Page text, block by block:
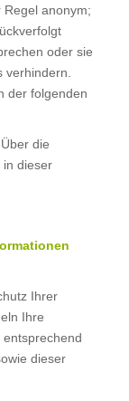
anonym;
oder sie
der folgenden
die
in dieser
Ihrer
Ihre
dieser